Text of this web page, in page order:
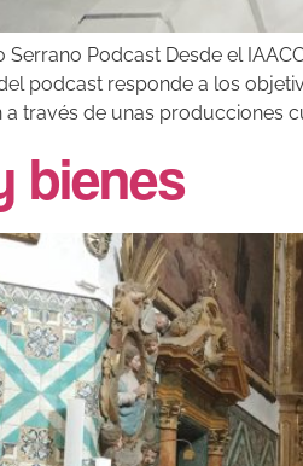
Serrano Podcast Desde el
podcast responde a los
través de unas producciones
bienes